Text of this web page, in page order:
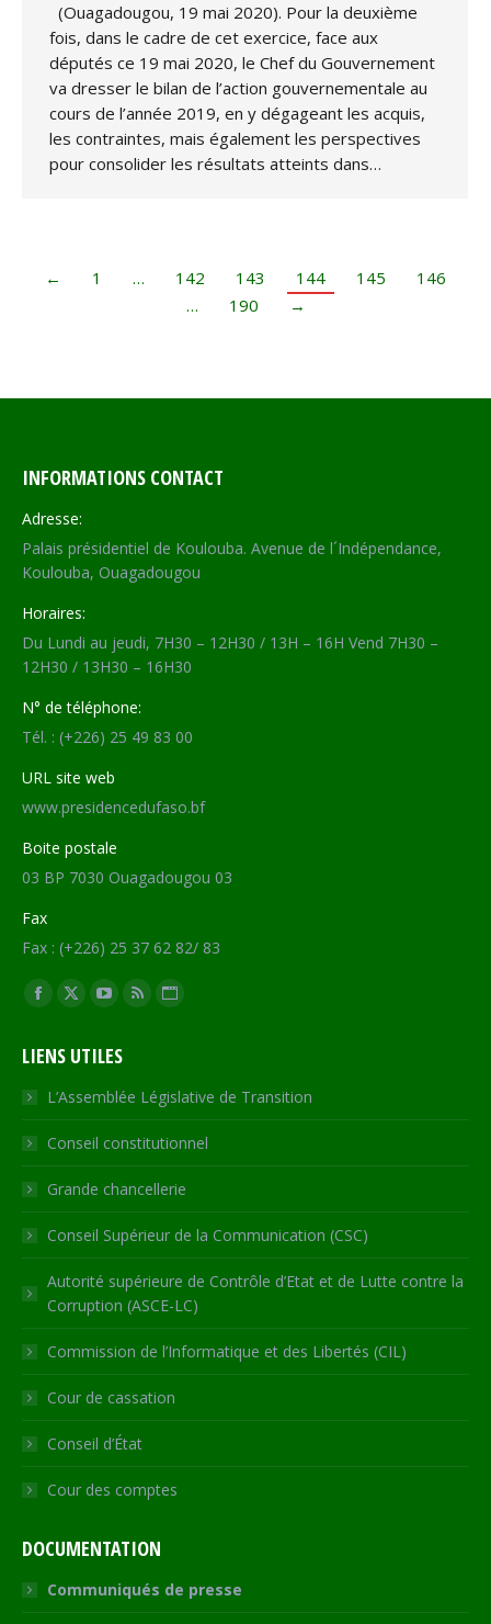
(Ouagadougou, 19 mai 2020). Pour la deuxième
fois, dans le cadre de cet exercice, face aux
députés ce 19 mai 2020, le Chef du Gouvernement
va dresser le bilan de l’action gouvernementale au
cours de l’année 2019, en y dégageant les acquis,
les contraintes, mais également les perspectives
pour consolider les résultats atteints dans…
← 1 … 142 143 144 145
146
…
190 →
INFORMATIONS CONTACT
Adresse:
Palais présidentiel de Koulouba. Avenue de l´Indépendance,
Koulouba, Ouagadougou
Horaires:
Du Lundi au jeudi, 7H30 – 12H30 / 13H – 16H Vend 7H30 –
12H30 / 13H30 – 16H30
N° de téléphone:
Tél. : (+226) 25 49 83 00
URL site web
www.presidencedufaso.bf
Boite postale
03 BP 7030 Ouagadougou 03
Fax
Fax : (+226) 25 37 62 82/ 83
Trouvez nous sur :
Facebook
opens
in
new
window
X
opens
in
new
window
YouTube
opens
in
new
window
RSS
in
new
window
Site
opens
in
new
LIENS UTILES
L’Assemblée Législative de Transition
Conseil constitutionnel
Grande chancellerie
Conseil Supérieur de la Communication (CSC)
Autorité supérieure de Contrôle d’Etat et de Lutte contre la
Corruption (ASCE-LC)
Commission de l’Informatique et des Libertés (CIL)
Cour de cassation
Conseil d’État
Cour des comptes
DOCUMENTATION
Communiqués de presse